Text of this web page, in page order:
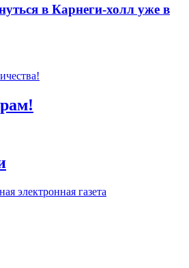
в Карнеги-холл уже в
электронная газета